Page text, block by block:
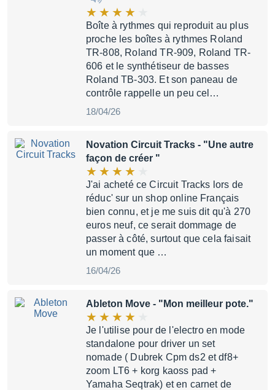
Boîte à rythmes qui reproduit au plus
proche les boîtes à rythmes Roland
TR-808, Roland TR-909, Roland TR-
606 et le synthétiseur de basses
Roland TB-303. Et son paneau de
contrôle rappelle un peu cel…
18/04/26
Novation Circuit Tracks - "Une autre
façon de créer "
J'ai acheté ce Circuit Tracks lors de
réduc' sur un shop online Français
bien connu, et je me suis dit qu'à 270
euros neuf, ce serait dommage de
passer à côté, surtout que cela faisait
un moment que …
16/04/26
Ableton Move - "Mon meilleur pote."
Je l'utilise pour de l'electro en mode
standalone pour driver un set
nomade ( Dubrek Cpm ds2 et df8+
zoom LT6 + korg kaoss pad +
Yamaha Seqtrak) et en carnet de